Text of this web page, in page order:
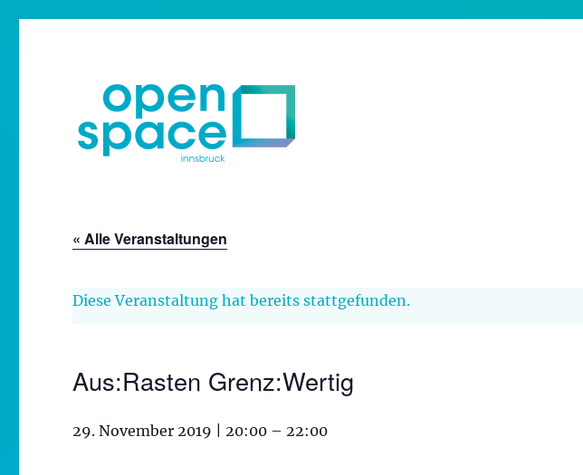
« Alle Veranstaltungen
Diese Veranstaltung hat bereits stattgefunden.
Aus:Rasten Grenz:Wertig
29. November 2019 | 20:00 –22:00